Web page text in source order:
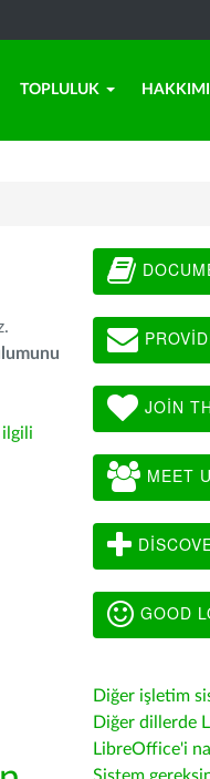
TOPLULUK
ilgili
JOIN
MEET
GOOD
Diğer işletim
Diğer dillerde
LibreOffice'i